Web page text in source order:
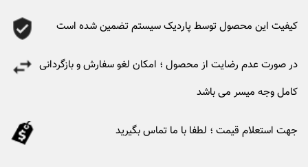
کیفیت این محصول توسط پاردیک سیستم تضمین شده است
در صورت عدم رضایت از محصول ؛ امکان لغو سفارش و بازگردانی
کامل وجه میسر می باشد
جهت استعلام قیمت ؛ لطفا با ما تماس بگیرید